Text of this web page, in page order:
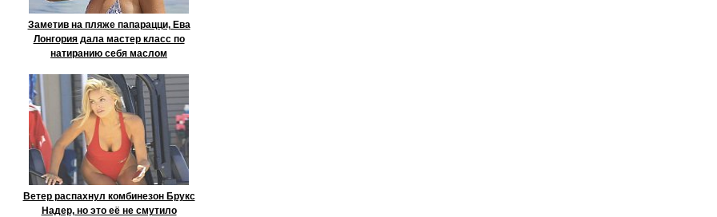
Заметив на пляже папарацци, Ева
Лонгория дала мастер класс по
натиранию себя маслом
Ветер распахнул комбинезон Брукс
Надер, но это её не смутило